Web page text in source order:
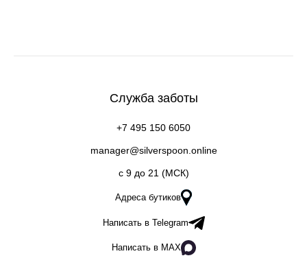
Служба заботы
+7 495 150 6050
manager@silverspoon.online
c 9 до 21 (МСК)
Адреса бутиков
Написать в Telegram
Написать в MAX